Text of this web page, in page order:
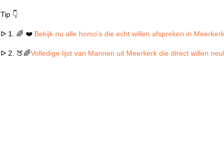
Tip 👇
ᐅ 1. 🌈 ❤️ Bekijk nu alle homo's die echt willen afspreken in Meerkerk
ᐅ 2. 🍑🌈Volledige lijst van Mannen uit Meerkerk die direct willen